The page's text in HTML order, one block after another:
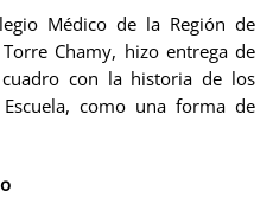
Médico de la Región de
Chamy, hizo entrega de
con la historia de los
como una forma de